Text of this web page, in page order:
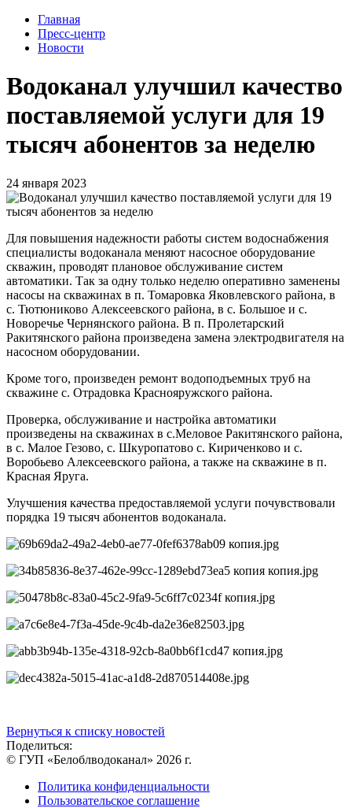
Главная
Пресс-центр
Новости
Водоканал улучшил качество
поставляемой услуги для 19
тысяч абонентов за неделю
24 января 2023
Для повышения надежности работы систем водоснабжения
специалисты водоканала меняют насосное оборудование
скважин, проводят плановое обслуживание систем
автоматики. Так за одну только неделю оперативно заменены
насосы на скважинах в п. Томаровка Яковлевского района, в
с. Тютюниково Алексеевского района, в с. Большое и с.
Новоречье Чернянского района. В п. Пролетарский
Ракитянского района произведена замена электродвигателя на
насосном оборудовании.
Кроме того, произведен ремонт водоподъемных труб на
скважине с. Отрадовка Краснояружского района.
Проверка, обслуживание и настройка автоматики
произведены на скважинах в с.Меловое Ракитянского района,
в с. Малое Гезово, с. Шкуропатово с. Кириченково и с.
Воробьево Алексеевского района, а также на скважине в п.
Красная Яруга.
Улучшения качества предоставляемой услуги почувствовали
порядка 19 тысяч абонентов водоканала.
Вернуться к списку новостей
Поделиться:
© ГУП «Белоблводоканал» 2026 г.
Политика конфиденциальности
Пользовательское соглашение